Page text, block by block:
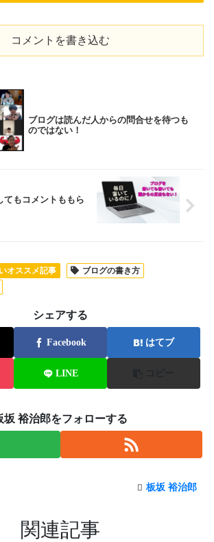
コメントを書き込む
ブログは読んだ人からの問合せを待つも
のではない！
てもコメントももら
オススメ記事
ブログの書き方
シェアする
Facebook はてブ
LINE
坂 裕治郎をフォローする
板坂 裕治郎
関連記事